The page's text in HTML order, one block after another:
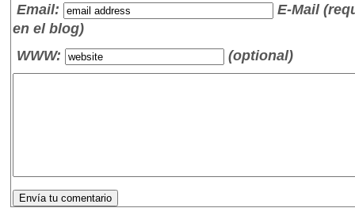
Email:
E-Mail
en el blog)
WWW:
(optional)